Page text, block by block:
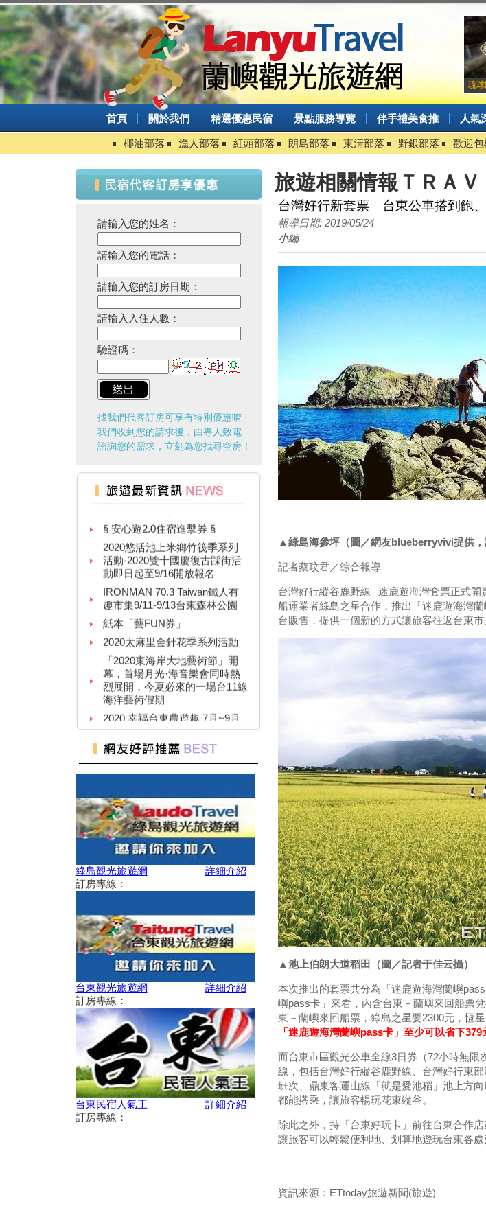
琉
首頁 關於我們 精選優惠民宿 景點服務導覽 伴手禮美食推 人氣
椰油部落 漁人部落 紅頭部落 朗島部落 東清部落 野銀部落 歡迎包
請輸入您的姓名：
請輸入您的電話：
請輸入您的訂房日期：
請輸入入住人數：
驗證碼：
找我們代客訂房可享有特別優惠唷
我們收到您的請求後，由專人致電
諮詢您的需求，立刻為您找尋空房！
台灣百大景點推薦，集章還有限
量小禮物可以拿
2020悠活池上米鄉竹筏季系列
活動-2020雙十國慶復古踩街活
動即日起至9/16開放報名
IRONMAN 70.3 Taiwan鐵人有
趣市集9/11-9/13台東森林公園
紙本「藝FUN券」
2020太麻里金針花季系列活動
「2020東海岸大地藝術節」開
幕，首場月光·海音樂會同時熱
烈展開，今夏必來的一場台11線
海洋藝術假期
2020 幸福台東農遊趣 7月~9月
109年關山親水公園夏日野FUN
暑假必衝！ 全台「七月活動懶
2019擴大國旅秋冬住宿優惠活
動
2019擴大國旅秋冬夜市抵用卷
優惠活動
2019延鹿東驅音樂祭
單車騎遊聽風看海，體驗台灣燈
塔極點濱海小鎮風貌 一起Light
2019月光．海音樂會「潮騷之
歌」場次日期與表演名單
交通部觀光局建置之「單車環島
遊台灣國際入口網站Taiwan on
2 Wheels」
迎曙光、賞鯨豚、嚐海味，商業
獅邀您一起來「成功」
「當我們聚在一起」共創友好 7
月13日起卑南遊客中心展現下賓
朗部落樂舞
2019台東美麗花海！賞金針
花、賞紅藜 & 太麻里交通周邊
景點攻略
最美「多良火車站」 貼心設施
綠島觀光旅遊網
詳細介紹
訂房專線：
台東觀光旅遊網
詳細介紹
訂房專線：
台東民宿人氣王
詳細介紹
訂房專線：
旅遊相關情報ＴＲＡＶ
台灣好行新套票 台東公車搭到飽
報導日期: 2019/05/24
小編
▲綠島海參坪（圖／網友blueberryvivi提供，
記者蔡玟君／綜合報導
台灣好行縱谷鹿野線─迷鹿遊海灣套票正式
船運業者綠島之星合作，推出「迷鹿遊海灣
台販售，提供一個新的方式讓旅客往返台東
▲池上伯朗大道稻田（圖／記者于佳云攝）
本次推出的套票共分為「迷鹿遊海灣蘭嶼
嶼pass卡」來看，內含台東－蘭嶼來回船票
東－蘭嶼來回船票，綠島之星要2300元，恆
「迷鹿遊海灣蘭嶼pass卡」至少可以省下379
而台東市區觀光公車全線3日券（72小時無
線，包括台灣好行縱谷鹿野線、台灣好行東
班次、鼎東客運山線「就是愛池稻」池上方
都能搭乘，讓旅客暢玩花東縱谷。
除此之外，持「台東好玩卡」前往台東合作
讓旅客可以輕鬆便利地、划算地遊玩台東各
資訊來源：ETtoday旅遊新聞(旅遊)